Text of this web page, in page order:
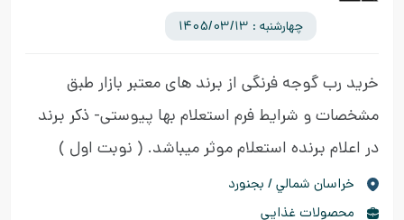
چهارشنبه : 1405/03/13
خرید رب گوجه فرنگی از برند های معتبر بازار طبق
مشخصات و شرایط فرم استعلام بها پیوستی- ذکر برند
در اعلام برنده استعلام موثر میباشد. ( نوبت اول )
خراسان شمالي / بجنورد
محصولات غذایی